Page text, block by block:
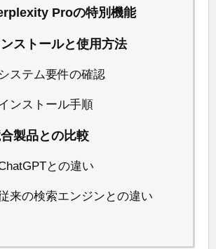
Proの特別機能
ストールと使用方法
システム要件の確認
ンストール手順
製品との比較
との違い
来の検索エンジンとの違い